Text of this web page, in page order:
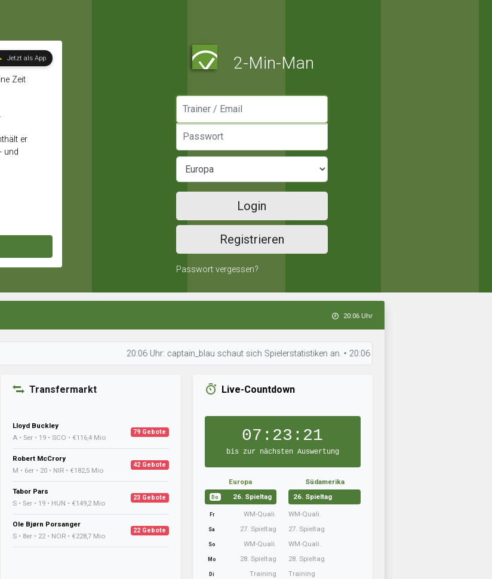
Jetzt als App
Zeit
er
und
2-Min-Man
Login
Registrieren
Passwort vergessen?
20:06 Uhr
20:06 Uhr: captain_blau schaut sich Spielerstatistiken an. • 20:06 Uhr: FC Hinkebein hat neue Taktiken
Transfermarkt
Lloyd Buckley
A • 5er • 19 • SCO • €116,4 Mio
79 Gebote
Robert McCrory
M • 6er • 20 • NIR • €182,5 Mio
42 Gebote
Tabor Pars
S • 5er • 19 • HUN • €149,2 Mio
23 Gebote
Ole Bjørn Porsanger
S • 8er • 22 • NOR • €228,7 Mio
22 Gebote
Live-Countdown
07:23:20
bis zur nächsten Auswertung
Europa
Do 26. Spieltag
Fr WM-Quali.
Sa 27. Spieltag
So WM-Quali.
Mo 28. Spieltag
Di Training
Südamerika
26. Spieltag
WM-Quali.
27. Spieltag
WM-Quali.
28. Spieltag
Training